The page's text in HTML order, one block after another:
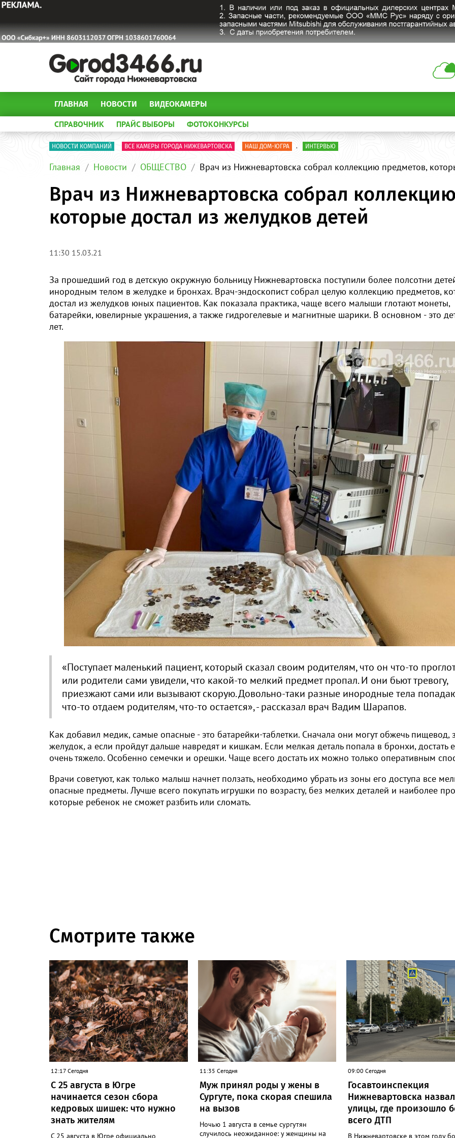
ГЛАВНАЯ НОВОСТИ ВИДЕОКАМЕРЫ
СПРАВОЧНИК ПРАЙС ВЫБОРЫ ФОТОКОНКУРСЫ
НОВОСТИ КОМПАНИЙ ВСЕ КАМЕРЫ ГОРОДА НИЖЕВАРТОВСКА НАШ ДОМ-ЮГРА . ИНТЕРВЬЮ
Главная Новости ОБЩЕСТВО Врач из Нижневартовска собрал коллекцию предметов,
Врач из Нижневартовска собрал
которые достал из желудков детей
11:30 15.03.21
За прошедший год в детскую окружную больницу Нижневартовска поступили более полсотни
инородным телом в желудке и бронхах. Врач-эндоскопист собрал целую коллекцию предметов,
достал из желудков юных пациентов. Как показала практика, чаще всего малыши глотают монеты,
батарейки, ювелирные украшения, а также гидрогелевые и магнитные шарики. В основном - это
лет.
«Поступает маленький пациент, который сказал своим родителям, что он что-то
или родители сами увидели, что какой-то мелкий предмет пропал. И они бьют тревогу,
приезжают сами или вызывают скорую. Довольно-таки разные инородные тела
что-то отдаем родителям, что-то остается», - рассказал врач Вадим Шарапов.
Как добавил медик, самые опасные - это батарейки-таблетки. Сначала они могут обжечь пищевод,
желудок, а если пройдут дальше навредят и кишкам. Если мелкая деталь попала в бронхи, достать
очень тяжело. Особенно семечки и орешки. Чаще всего достать их можно только оперативным
Врачи советуют, как только малыш начнет ползать, необходимо убрать из зоны его доступа все
опасные предметы. Лучше всего покупать игрушки по возрасту, без мелких деталей и наиболее
которые ребенок не сможет разбить или сломать.
Смотрите также
12:17 Сегодня
С 25 августа в Югре
начинается сезон сбора
кедровых шишек: что нужно
знать жителям
С 25 августа в Югре официально
11:35 Сегодня
Муж принял роды у жены в
Сургуте, пока скорая спешила
на вызов
Ночью 1 августа в семье сургутян
случилось неожиданное: у женщины на
09:00 Сегодня
Госавтоинспекция
Нижневартовска
улицы, где произошло
всего ДТП
В Нижневартовске в этом году